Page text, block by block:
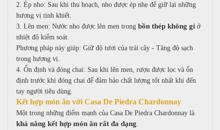
2. Ép nho: Sau khi thu hoạch, nho được ép nhẹ để giữ lại những
hương vị tinh khiết.
3. Lên men:Nước nho được lên men trongbồn thép không gỉ ở
nhiệt độ kiểm soát.
Phương pháp này giúp:Giữ độ tươi của trái cây -Tăng độ sạch
trong hương vị.
4. Ổn định và đóng chai: Sau khi lên men, rượu được lọc và ổn
định trước khi đóng chai để đảm bảo chất lượng tốt nhất khi đến
tay người tiêu dùng.
Kết hợp món ăn với Casa De Piedra Chardonnay
Một trong những điểm mạnh của Casa De Piedra Chardonnay là
khả năng kết hợp món ăn rất đa dạng.